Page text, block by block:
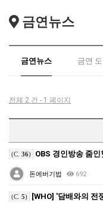
금연뉴스
금연뉴스 금연
전체 2 건 - 1 페이지
(C. 36) OBS 경인방송 줌
돈에버기법 692
(C. 5) [WHO] '담배와의 전